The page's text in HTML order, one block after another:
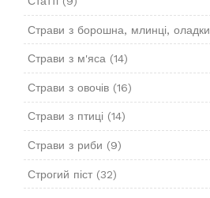
Страви з борошна, млинці, оладки
Страви з м'яса(14)
Страви з овочів(16)
Страви з птиці (14)
Страви з риби (9)
Строгий піст(32)